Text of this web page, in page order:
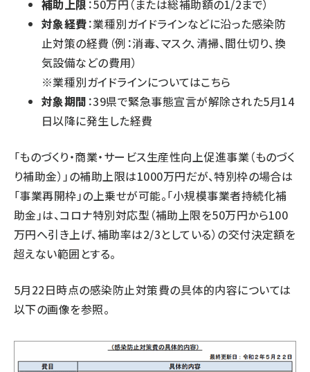
補助上限 ：50万円（または総補助額の1/2まで）
対象経費：業種別ガイドラインなどに沿った感染防
止対策の経費（例：消毒、マスク、清掃、間仕切り、換
気設備などの費用）
※業種別ガイドラインについてはこちら
対象期間 ：39県で緊急事態宣言が解除された5月14
日以降に発生した経費
「ものづくり・商業・サービス生産性向上促進事業（ものづく
り補助金）」の補助上限は1000万円だが、特別枠の場合は
「事業再開枠」の上乗せが可能。「小規模事業者持続化補
助金」は、コロナ特別対応型（補助上限を50万円から100
万円へ引き上げ、補助率は2/3としている）の交付決定額を
超えない範囲とする。
5月22日時点の感染防止対策費の具体的内容については
以下の画像を参照。